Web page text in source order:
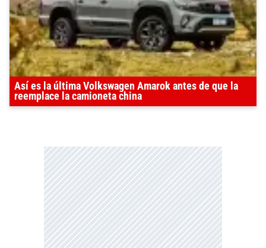
Así es la última Volkswagen Amarok antes de que la
reemplace la camioneta china